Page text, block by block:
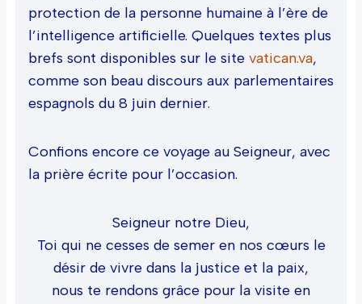
protection de la personne humaine à l’ère de
l’intelligence artificielle. Quelques textes plus
brefs sont disponibles sur le site vatican.va,
comme son beau discours aux parlementaires
espagnols du 8 juin dernier.
Confions encore ce voyage au Seigneur, avec
la prière écrite pour l’occasion.
Seigneur notre Dieu,
Toi qui ne cesses de semer en nos cœurs le
désir de vivre dans la justice et la paix,
nous te rendons grâce pour la visite en